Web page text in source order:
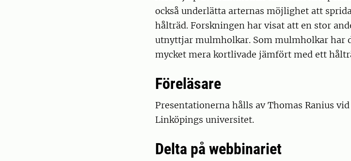
också underlätta arternas möjlighet att
hålträd. Forskningen har visat att en stor
utnyttjar mulmholkar. Som mulmholkar har
mycket mera kortlivade jämfört med ett
Föreläsare
Presentationerna hålls av Thomas Ranius
Linköpings universitet.
Delta på webbinariet